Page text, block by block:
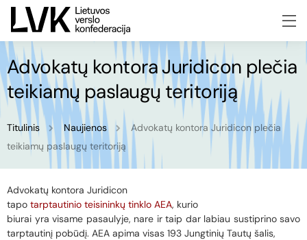
Advokatų kontora Juridicon plečia
teikiamų paslaugų teritoriją
Titulinis Naujienos
Advokatų kontora Juridicon plečia
teikiamų paslaugų teritoriją
Advokatų kontora Juridicon
tapo tarptautinio teisininkų tinklo AEA, kurio
biurai yra visame pasaulyje, nare ir taip dar labiau sustiprino savo
tarptautinį pobūdį. AEA apima visas 193 Jungtinių Tautų šalis,